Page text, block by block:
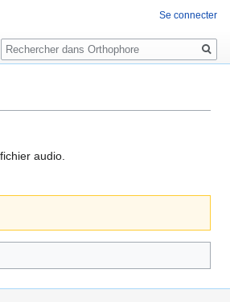
audio.
Se connecter
Rechercher